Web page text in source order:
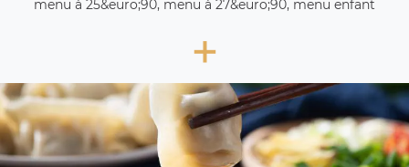
menu à 25&euro;90, menu à 27&euro;90, menu enfant
+